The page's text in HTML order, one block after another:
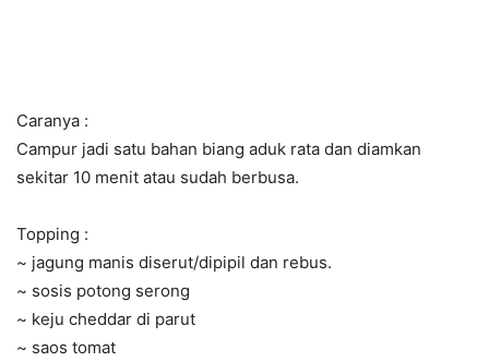
Caranya :
Campur jadi satu bahan biang aduk rata dan diamkan
sekitar 10 menit atau sudah berbusa.
Topping :
~ jagung manis diserut/dipipil dan rebus.
~ sosis potong serong
~ keju cheddar di parut
~ saos tomat